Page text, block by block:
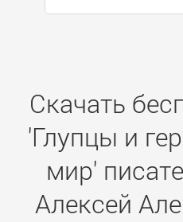
Скачать
'Глупцы и
мир'
Алексей